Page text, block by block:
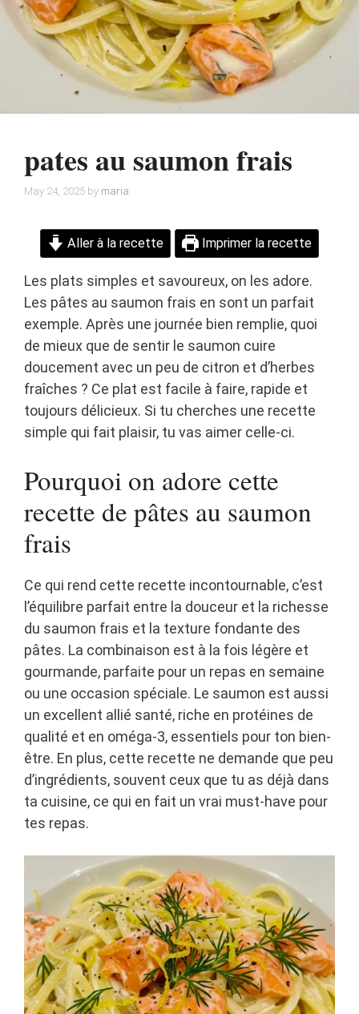
pates au saumon frais
May 24, 2025 by maria
Aller à la recette Imprimer la recette
Les plats simples et savoureux, on les adore.
Les pâtes au saumon frais en sont un parfait
exemple. Après une journée bien remplie, quoi
de mieux que de sentir le saumon cuire
doucement avec un peu de citron et d’herbes
fraîches ? Ce plat est facile à faire, rapide et
toujours délicieux. Si tu cherches une recette
simple qui fait plaisir, tu vas aimer celle-ci.
Pourquoi on adore cette
recette de pâtes au saumon
frais
Ce qui rend cette recette incontournable, c’est
l’équilibre parfait entre la douceur et la richesse
du saumon frais et la texture fondante des
pâtes. La combinaison est à la fois légère et
gourmande, parfaite pour un repas en semaine
ou une occasion spéciale. Le saumon est aussi
un excellent allié santé, riche en protéines de
qualité et en oméga-3, essentiels pour ton bien-
être. En plus, cette recette ne demande que peu
d’ingrédients, souvent ceux que tu as déjà dans
ta cuisine, ce qui en fait un vrai must-have pour
tes repas.